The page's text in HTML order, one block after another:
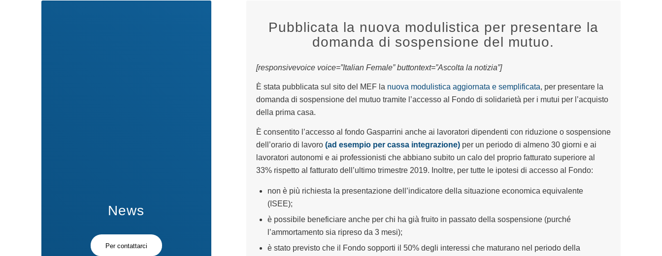
News
Per contattarci
Pubblicata la nuova modulistica per presentare la
domanda di sospensione del mutuo.
[responsivevoice voice=”Italian Female” buttontext=”Ascolta la notizia”]
È stata pubblicata sul sito del MEF la nuova modulistica aggiornata e semplificata, per presentare la
domanda di sospensione del mutuo tramite l’accesso al Fondo di solidarietà per i mutui per l’acquisto
della prima casa.
È consentito l’accesso al fondo Gasparrini anche ai lavoratori dipendenti con riduzione o sospensione
dell’orario di lavoro (ad esempio per cassa integrazione)per un periodo di almeno 30 giorni e ai
lavoratori autonomi e ai professionisti che abbiano subito un calo del proprio fatturato superiore al
33% rispetto al fatturato dell’ultimo trimestre 2019. Inoltre, per tutte le ipotesi di accesso al Fondo:
non è più richiesta la presentazione dell’indicatore della situazione economica equivalente
(ISEE);
è possibile beneficiare anche per chi ha già fruito in passato della sospensione (purché
l’ammortamento sia ripreso da 3 mesi);
è stato previsto che il Fondo sopporti il 50% degli interessi che maturano nel periodo della